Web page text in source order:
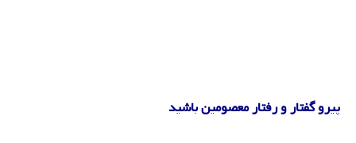
پیرو گفتار و رفتار معصومین باشید